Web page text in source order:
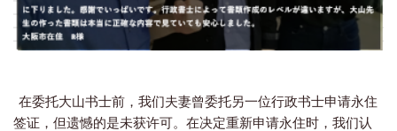
在委托大山书士前，我们夫妻曾委托另一位行政书士申请永住
签证，但遗憾的是未获许可。 在决定重新申请永住时，我们认